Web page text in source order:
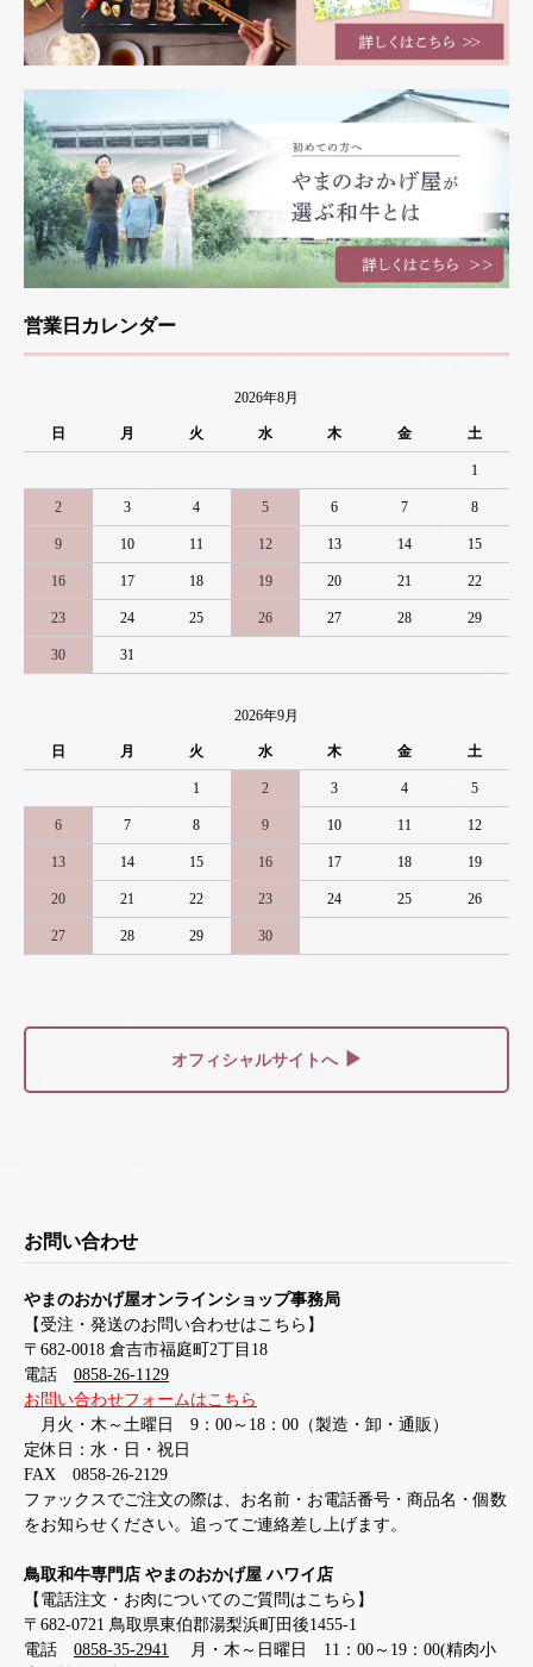
営業日カレンダー
2026年8月
日 月 火 水 木 金 土
1
2 3 4 5 6 7 8
9 10 11 12 13 14 15
16 17 18 19 20 21 22
23 24 25 26 27 28 29
30 31
2026年9月
日 月 火 水 木 金 土
1 2 3 4 5
6 7 8 9 10 11 12
13 14 15 16 17 18 19
20 21 22 23 24 25 26
27 28 29 30
オフィシャルサイトへ ▶
お問い合わせ
やまのおかげ屋オンラインショップ事務局
【受注・発送のお問い合わせはこちら】
〒682-0018 倉吉市福庭町2丁目18
電話 0858-26-1129
お問い合わせフォームはこちら
月火・木～土曜日 9：00～18：00（製造・卸・通販）
定休日：水・日・祝日
FAX 0858-26-2129
ファックスでご注文の際は、お名前・お電話番号・商品名・個数
をお知らせください。追ってご連絡差し上げます。
鳥取和牛専門店 やまのおかげ屋 ハワイ店
【電話注文・お肉についてのご質問はこちら】
〒682-0721 鳥取県東伯郡湯梨浜町田後1455-1
電話 0858-35-2941
月・木～日曜日 11：00～19：00(精肉小